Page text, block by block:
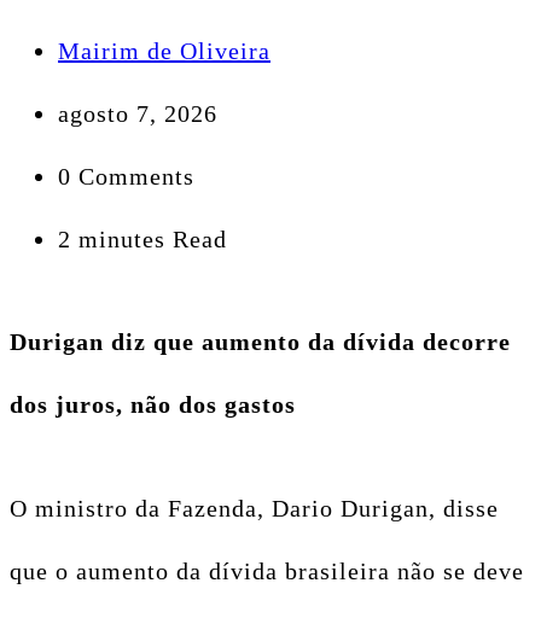
Mairim de Oliveira
agosto 7, 2026
0 Comments
2 minutes Read
Durigan diz que aumento da dívida decorre
dos juros, não dos gastos
O ministro da Fazenda, Dario Durigan, disse
que o aumento da dívida brasileira não se deve